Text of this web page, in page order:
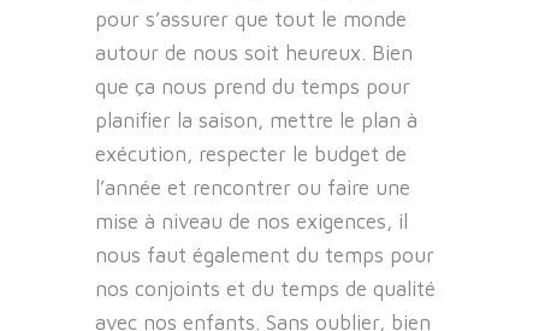
pour s’assurer que tout le monde
autour de nous soit heureux. Bien
que ça nous prend du temps pour
planifier la saison, mettre le plan à
exécution, respecter le budget de
l’année et rencontrer ou faire une
mise à niveau de nos exigences, il
nous faut également du temps pour
nos conjoints et du temps de qualité
avec nos enfants. Sans oublier, bien